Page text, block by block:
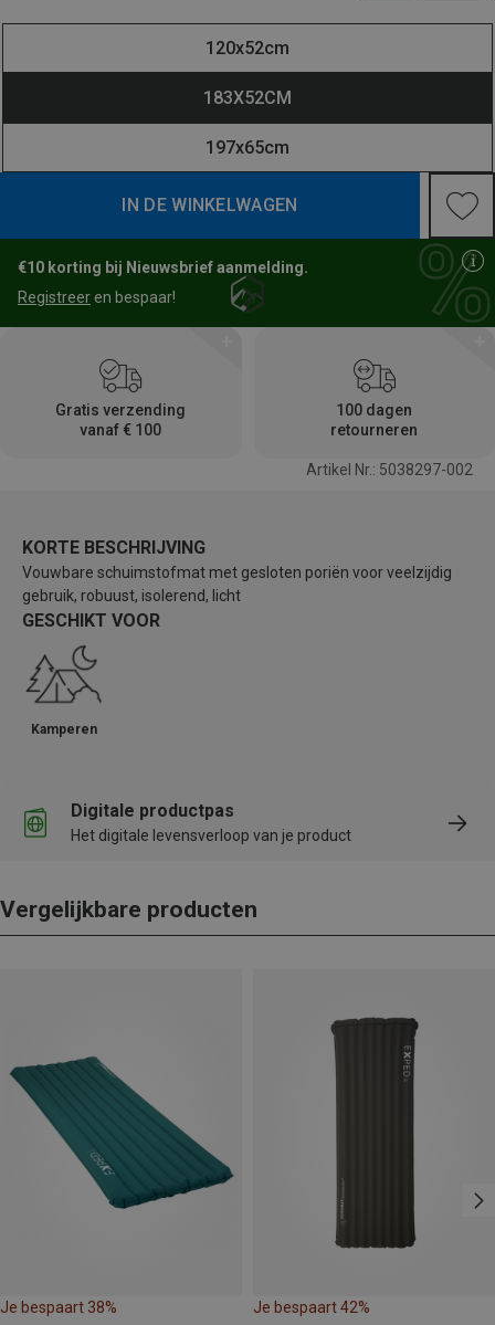
IN DE WINKELWAGEN
€10 korting bij Nieuwsbrief aanmelding.
Registreer en bespaar!
Gratis verzending
vanaf € 100
100 dagen
retourneren
Artikel Nr.: 5038297-002
KORTE BESCHRIJVING
Vouwbare schuimstofmat met gesloten poriën voor veelzijdig
gebruik, robuust, isolerend, licht
GESCHIKT VOOR
Kamperen
Digitale productpas
Het digitale levensverloop van je product
Vergelijkbare producten
Je bespaart 38% Je bespaart 42%